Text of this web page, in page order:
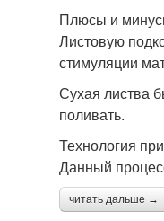
Плюсы и
Листовую
стимуляции
Сухая листва
поливать.
Технология
Данный
читать дальше →